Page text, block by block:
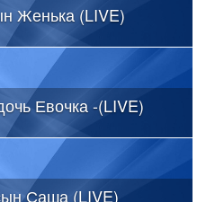
Женька (LIVE)
Евочка -(LIVE)
Саша (LIVE)